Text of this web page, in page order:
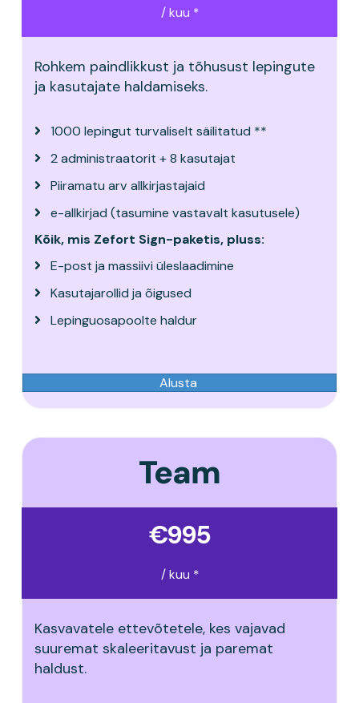
/ kuu *
Rohkem paindlikkust ja tõhusust lepingute
ja kasutajate haldamiseks.
1000 lepingut turvaliselt säilitatud **
2 administraatorit + 8 kasutajat
Piiramatu arv allkirjastajaid
e-allkirjad (tasumine vastavalt kasutusele)
Kõik, mis Zefort Sign-paketis, pluss:
E-post ja massiivi üleslaadimine
Kasutajarollid ja õigused
Lepinguosapoolte haldur
Alusta
Team
€995
/ kuu *
Kasvavatele ettevõtetele, kes vajavad
suuremat skaleeritavust ja paremat
haldust.